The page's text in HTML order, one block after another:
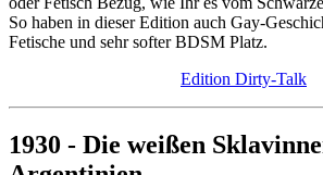
So haben in dieser Edition auch Gay-
Fetische und sehr softer BDSM Platz.
Edition Dirty-Talk
1930 - Die weißen